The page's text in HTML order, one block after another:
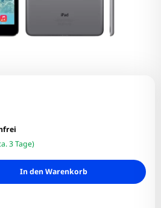
3 Tage)
In den Warenkorb